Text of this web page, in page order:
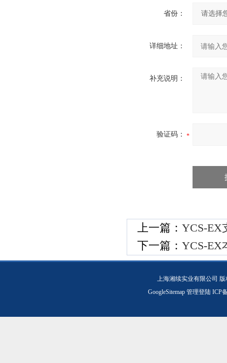
省份：
详细地址：
补充说明：
验证码：
上一篇： YCS-EX
下一篇： YCS-EX
上海湘续实业有限公司
GoogleSitemap 管理登陆ICP